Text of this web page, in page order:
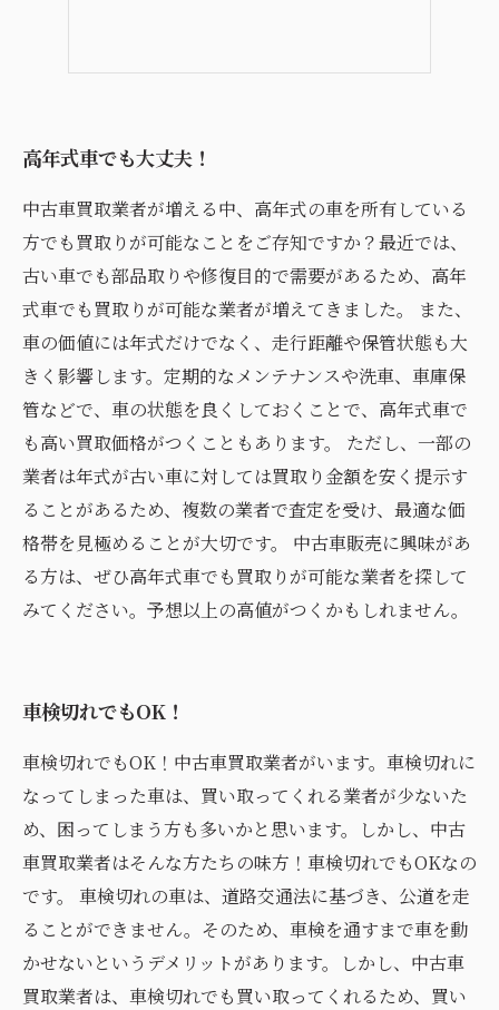
高年式車でも大丈夫！
中古車買取業者が増える中、高年式の車を所有している
方でも買取りが可能なことをご存知ですか？最近では、
古い車でも部品取りや修復目的で需要があるため、高年
式車でも買取りが可能な業者が増えてきました。 また、
車の価値には年式だけでなく、走行距離や保管状態も大
きく影響します。定期的なメンテナンスや洗車、車庫保
管などで、車の状態を良くしておくことで、高年式車で
も高い買取価格がつくこともあります。 ただし、一部の
業者は年式が古い車に対しては買取り金額を安く提示す
ることがあるため、複数の業者で査定を受け、最適な価
格帯を見極めることが大切です。 中古車販売に興味があ
る方は、ぜひ高年式車でも買取りが可能な業者を探して
みてください。予想以上の高値がつくかもしれません。
車検切れでもOK！
車検切れでもOK！中古車買取業者がいます。車検切れに
なってしまった車は、買い取ってくれる業者が少ないた
め、困ってしまう方も多いかと思います。しかし、中古
車買取業者はそんな方たちの味方！車検切れでもOKなの
です。 車検切れの車は、道路交通法に基づき、公道を走
ることができません。そのため、車検を通すまで車を動
かせないというデメリットがあります。しかし、中古車
買取業者は、車検切れでも買い取ってくれるため、買い